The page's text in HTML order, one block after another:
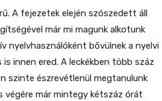
A fejezetek elején szószedett áll
már mi magunk alkotunk
nyelvhasználóként bővülnek a nyelvi
innen ered. A leckékben több száz
szinte észrevétlenül megtanulunk
végére már mintegy kétszáz órát